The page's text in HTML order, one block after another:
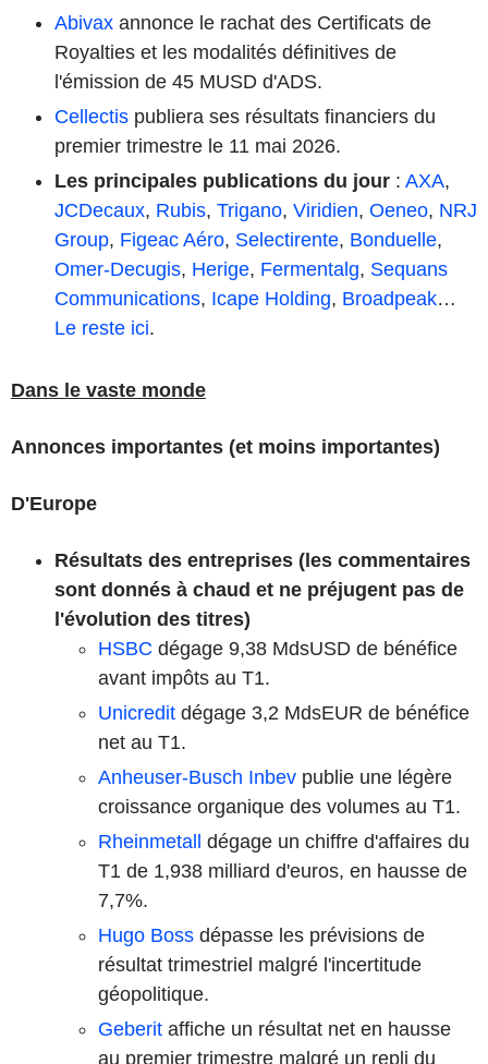
Abivax annonce le rachat des Certificats de
Royalties et les modalités définitives de
l'émission de 45 MUSD d'ADS.
Cellectis publiera ses résultats financiers du
premier trimestre le 11 mai 2026.
Les principales publications du jour : AXA,
JCDecaux, Rubis, Trigano, Viridien, Oeneo, NRJ
Group, Figeac Aéro, Selectirente, Bonduelle,
Omer-Decugis, Herige, Fermentalg, Sequans
Communications, Icape Holding, Broadpeak…
Le reste ici.
Dans le vaste monde
Annonces importantes (et moins importantes)
D'Europe
Résultats des entreprises (les commentaires
sont donnés à chaud et ne préjugent pas de
l'évolution des titres)
HSBC dégage 9,38 MdsUSD de bénéfice
avant impôts au T1.
Unicredit dégage 3,2 MdsEUR de bénéfice
net au T1.
Anheuser-Busch Inbev publie une légère
croissance organique des volumes au T1.
Rheinmetall dégage un chiffre d'affaires du
T1 de 1,938 milliard d'euros, en hausse de
7,7%.
Hugo Boss dépasse les prévisions de
résultat trimestriel malgré l'incertitude
géopolitique.
Geberit affiche un résultat net en hausse
au premier trimestre malgré un repli du